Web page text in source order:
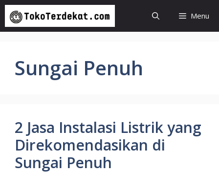
Langsung
isi
Menu
Sungai Penuh
2 Jasa Instalasi Listrik yang
Direkomendasikan di
Sungai Penuh